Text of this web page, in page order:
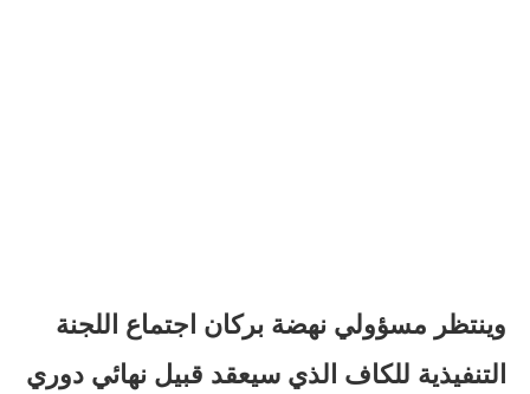
وينتظر مسؤولي نهضة بركان اجتماع اللجنة
التنفيذية للكاف الذي سيعقد قبيل نهائي دوري